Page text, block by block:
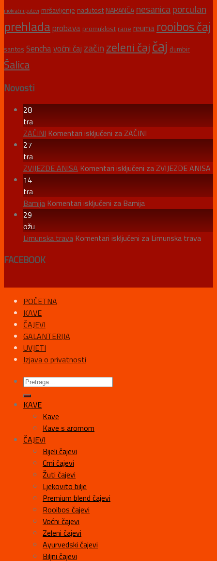
mokraćni putevi mršavljenje nadutost NARANČA nesanicaporculan
prehladaprobava promuklost rane reuma rooibos čaj
santos Senchavoćni čaj začin zeleni čajčaj đumbir
Šalica
Novosti
28
tra
ZAČINI Komentari isključeni za ZAČINI
27
tra
ZVIJEZDE ANISA Komentari isključeni za ZVIJEZDE ANISA
14
tra
Bamija Komentari isključeni za Bamija
29
ožu
Limunska trava Komentari isključeni za Limunska trava
FACEBOOK
POČETNA
KAVE
ČAJEVI
GALANTERIJA
UVJETI
Izjava o privatnosti
KAVE
Kave
Kave s aromom
ČAJEVI
Bijeli čajevi
Crni čajevi
Žuti čajevi
Ljekovito bilje
Premium blend čajevi
Rooibos čajevi
Voćni čajevi
Zeleni čajevi
Ayurvedski čajevi
Biljni čajevi